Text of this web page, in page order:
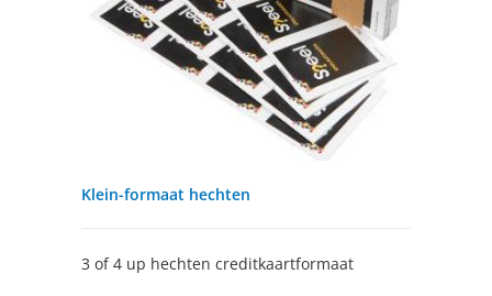
Klein-formaat hechten
3 of 4 up hechten creditkaartformaat